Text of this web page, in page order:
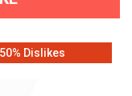
50% Dislikes